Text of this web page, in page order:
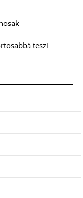
teszi